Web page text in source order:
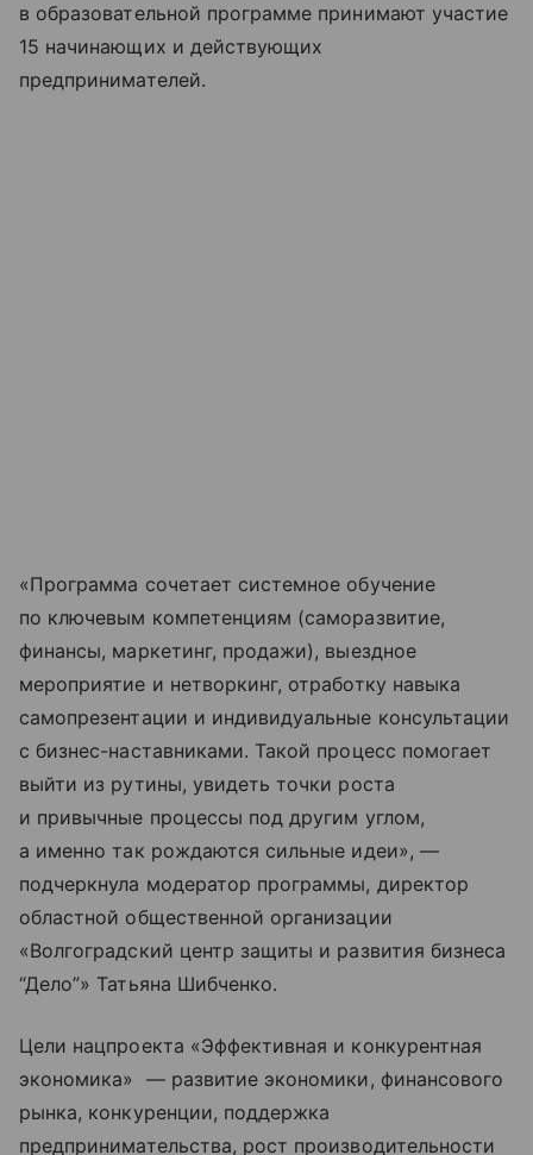
в образовательной программе принимают участие
15 начинающих и действующих
предпринимателей.
«Программа сочетает системное обучение
по ключевым компетенциям (саморазвитие,
финансы, маркетинг, продажи), выездное
мероприятие и нетворкинг, отработку навыка
самопрезентации и индивидуальные консультации
с бизнес-наставниками. Такой процесс помогает
выйти из рутины, увидеть точки роста
и привычные процессы под другим углом,
а именно так рождаются сильные идеи», —
подчеркнула модератор программы, директор
областной общественной организации
«Волгоградский центр защиты и развития бизнеса
“Дело”» Татьяна Шибченко.
Цели нацпроекта «Эффективная и конкурентная
экономика» — развитие экономики, финансового
рынка, конкуренции, поддержка
предпринимательства, рост производительности